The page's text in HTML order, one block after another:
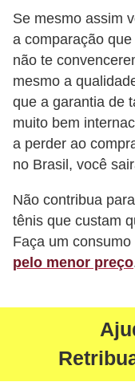
Se mesmo assim
a comparação
não te
mesmo a
que a garantia de
muito bem
a perder ao
no Brasil, você
Não contribua
tênis que custam
Faça um
pelo menor preço